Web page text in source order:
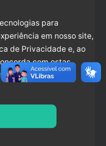
para
em nosso site,
de Privacidade e, ao
com estas